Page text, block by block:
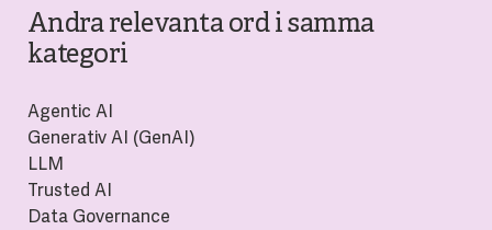
Andra relevanta ord i samma
kategori
Agentic AI
Generativ AI (GenAI)
LLM
Trusted AI
Data Governance